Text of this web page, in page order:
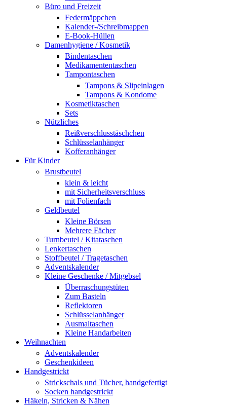
Büro und Freizeit
Federmäppchen
Kalender-/Schreibmappen
E-Book-Hüllen
Damenhygiene / Kosmetik
Bindentaschen
Medikamententaschen
Tampontaschen
Tampons & Slipeinlagen
Tampons & Kondome
Kosmetiktaschen
Sets
Nützliches
Reißverschlusstäschchen
Schlüsselanhänger
Kofferanhänger
Für Kinder
Brustbeutel
klein & leicht
mit Sicherheitsverschluss
mit Folienfach
Geldbeutel
Kleine Börsen
Mehrere Fächer
Turnbeutel / Kitataschen
Lenkertaschen
Stoffbeutel / Tragetaschen
Adventskalender
Kleine Geschenke / Mitgebsel
Überraschungstüten
Zum Basteln
Reflektoren
Schlüsselanhänger
Ausmaltaschen
Kleine Handarbeiten
Weihnachten
Adventskalender
Geschenkideen
Handgestrickt
Strickschals und Tücher, handgefertigt
Socken handgestrickt
Häkeln, Stricken & Nähen